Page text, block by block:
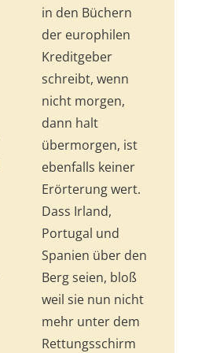
in den Büchern
der europhi­len
Kreditgeber
schreibt, wenn
nicht morgen,
dann halt
übermorgen, ist
ebenfalls keiner
Erörterung wert.
Dass Irland,
Portugal und
Spanien über den
Berg seien, bloß
weil sie nun nicht
mehr unter dem
Rettungsschirm